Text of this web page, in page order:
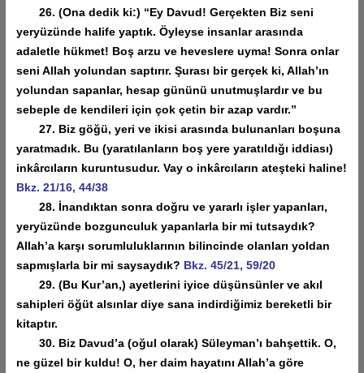
26. (Ona dedik ki:) “Ey Davud! Gerçekten Biz seni
yeryüzünde halife yaptık. Öyleyse insanlar arasında
adaletle hükmet! Boş arzu ve heveslere uyma! Sonra onlar
seni Allah yolundan saptırır. Şurası bir gerçek ki, Allah’ın
yolundan sapanlar, hesap gününü unutmuşlardır ve bu
sebeple de kendileri için çok çetin bir azap vardır.”
27. Biz göğü, yeri ve ikisi arasında bulunanları boşuna
yaratmadık. Bu (yaratılanların boş yere yaratıldığı iddiası)
inkârcıların kuruntusudur. Vay o inkârcıların ateşteki haline!
Bkz. 21/16, 44/38
28. İnandıktan sonra doğru ve yararlı işler yapanları,
yeryüzünde bozgunculuk yapanlarla bir mi tutsaydık?
Allah’a karşı sorumluluklarının bilincinde olanları yoldan
sapmışlarla bir mi saysaydık? Bkz. 45/21, 59/20
29. (Bu Kur’an,) ayetlerini iyice düşünsünler ve akıl
sahipleri öğüt alsınlar diye sana indirdiğimiz bereketli bir
kitaptır.
30. Biz Davud’a (oğul olarak) Süleyman’ı bahşettik. O,
ne güzel bir kuldu! O, her daim hayatını Allah’a göre